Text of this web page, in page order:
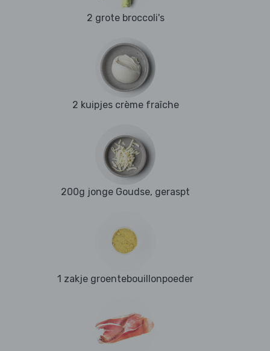
2 grote broccoli's
2 kuipjes crème fraîche
200g jonge Goudse, geraspt
1 zakje groentebouillonpoeder